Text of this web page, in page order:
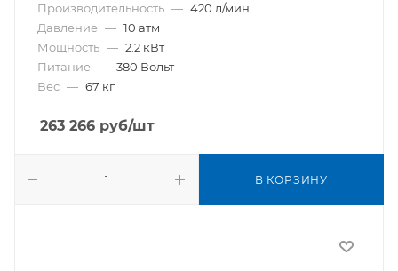
Производительность — 420 л/мин
Давление — 10 атм
Мощность — 2.2 кВт
Питание — 380 Вольт
Вес — 67 кг
263 266 руб/шт
В КОРЗИНУ